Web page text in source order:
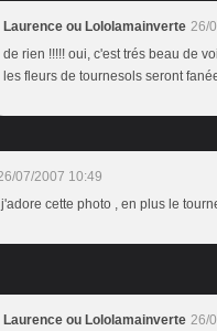
Laurence ou Lololamainverte 26/
de rien !!!!! oui, c'est trés beau de
les fleurs de tournesols seront
07/2007 10:49
cette photo , en plus le
Laurence ou Lololamainverte 26/